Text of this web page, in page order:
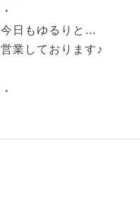
・
今日もゆるりと…
営業しております♪
・